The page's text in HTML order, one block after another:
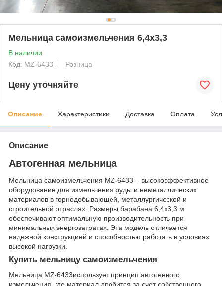
Мельница самоизмельчения 6,4x3,3
В наличии
Код: MZ-6433
Розница
Цену уточняйте
Описание Характеристики Доставка Оплата
Описание
Автогенная мельница
Мельница самоизмельчения MZ-6433 – высокоэффективное
оборудование для измельчения руды и неметаллических
материалов в горнодобывающей, металлургической и
строительной отраслях. Размеры барабана 6,4х3,3 м
обеспечивают оптимальную производительность при
минимальных энергозатратах. Эта модель отличается
надежной конструкцией и способностью работать в условиях
высокой нагрузки.
Купить мельницу самоизмельчения
Мельница MZ-6433использует принцип автогенного
измельчения, где материал дробится за счет собственного